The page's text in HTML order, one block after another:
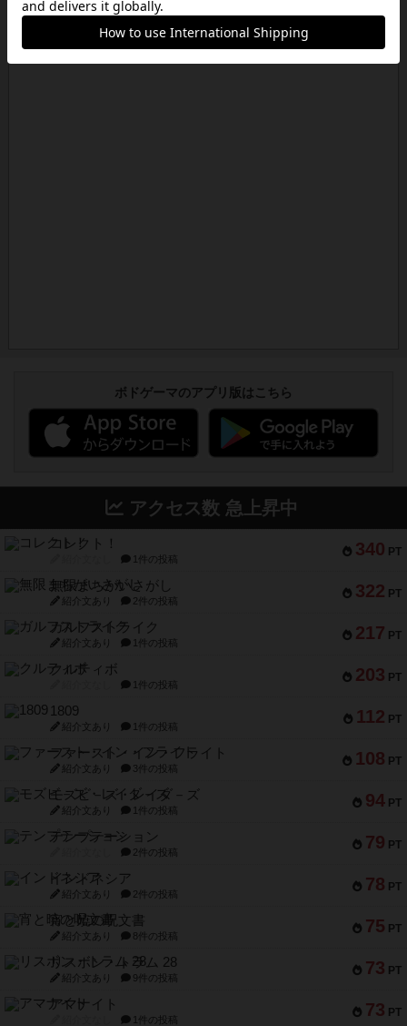
ボドゲーマのアプリ版はこちら
アクセス数 急上昇中
340 PT
コレクト！
1件の投稿
322 PT
無限まちがいさがし
紹介文あり 2件の投稿
217 PT
ガルフストライク
紹介文あり 1件の投稿
203 PT
クルティボ
1件の投稿
112 PT
1809
紹介文あり 1件の投稿
108 PT
ファースト・イン・フライト
紹介文あり 3件の投稿
94 PT
モズビ－ズ・レイダ－ズ
紹介文あり 1件の投稿
79 PT
テンプテーション
2件の投稿
78 PT
インドネシア
紹介文あり 2件の投稿
75 PT
宵と暁の呪文書
紹介文あり 8件の投稿
73 PT
リスボン・トラム 28
紹介文あり 9件の投稿
73 PT
アマナイト
1件の投稿